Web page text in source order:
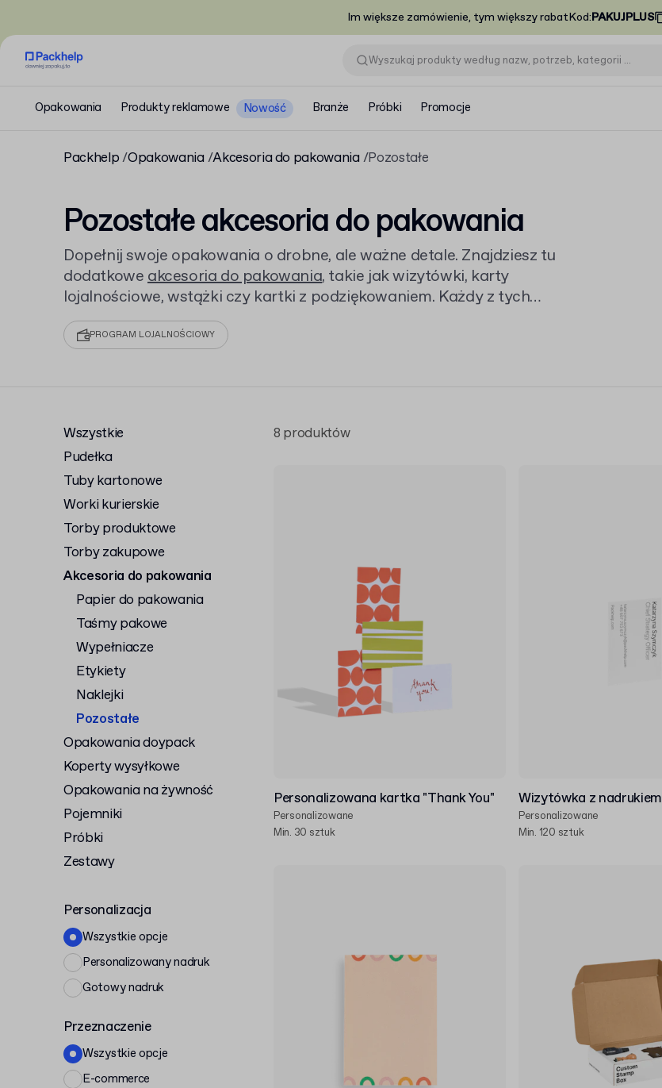
Im większe zamówienie, tym większy rabatKod:PAKUJPLUS
Opakowania Produkty reklamowe Nowość Branże Próbki Promocje
Packhelp Opakowania Akcesoria do pakowania Pozostałe
Pozostałe akcesoria do pakowania
Dopełnij swoje opakowania o drobne, ale ważne detale. Znajdziesz tu
dodatkoweakcesoria do pakowania, takie jak wizytówki, karty
lojalnościowe, wstążki czy kartki z podziękowaniem. Każdy z tych
produktów możesz spersonalizować, dodając nadruk w pełnym
kolorze z Twoim logo lub gotowym wzorem.
PROGRAM LOJALNOŚCIOWY
Wszystkie
Pudełka
Tuby kartonowe
Worki kurierskie
Torby produktowe
Torby zakupowe
Akcesoria do pakowania
Papier do pakowania
Taśmy pakowe
Wypełniacze
Etykiety
Naklejki
Pozostałe
Opakowania doypack
Koperty wysyłkowe
Opakowania na żywność
Pojemniki
Próbki
Zestawy
Personalizacja
Wszystkie opcje
Personalizowany nadruk
Gotowy nadruk
Przeznaczenie
Wszystkie opcje
E-commerce
8 produktów
Personalizowana kartka "Thank You"
Personalizowane
Min. 30 sztuk
Wizytówka z nadrukiem
Personalizowane
Min. 120 sztuk